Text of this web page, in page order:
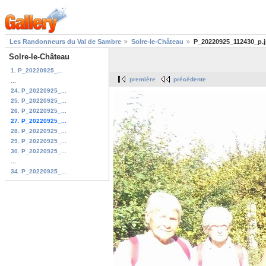
Les Randonneurs du Val de Sambre Solre-le-Château
Solre-le-Château
1. P_20220925_...
24. P_20220925_...
25. P_20220925_...
26. P_20220925_...
27. P_20220925_...
28. P_20220925_...
29. P_20220925_...
30. P_20220925_...
34. P_20220925_...
première précédente